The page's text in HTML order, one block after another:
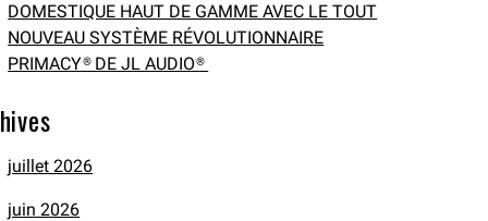
DOMESTIQUE HAUT DE GAMME AVEC LE TOUT
NOUVEAU SYSTÈME RÉVOLUTIONNAIRE
PRIMACY® DE JL AUDIO®
juillet 2026
juin 2026